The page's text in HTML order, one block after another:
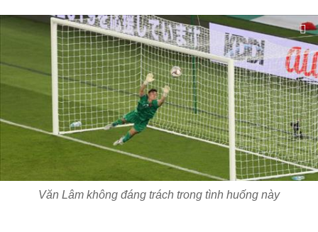
Văn Lâm không đáng trách trong tình huống này